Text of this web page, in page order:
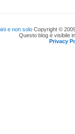
e non solo Copyright ©
Questo blog è visibile
Privacy